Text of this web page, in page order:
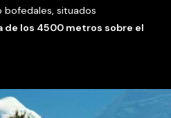
bofedales, situados
de los 4500 metros sobre el